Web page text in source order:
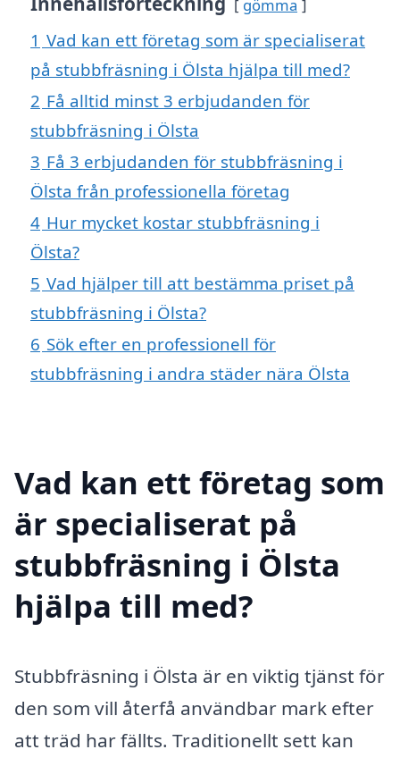
gömma
1 Vad kan ett företag som är specialiserat
på stubbfräsning i Ölsta hjälpa till med?
2 Få alltid minst 3 erbjudanden för
stubbfräsning i Ölsta
3 Få 3 erbjudanden för stubbfräsning i
Ölsta från professionella företag
4 Hur mycket kostar stubbfräsning i
Ölsta?
5 Vad hjälper till att bestämma priset på
stubbfräsning i Ölsta?
6 Sök efter en professionell för
stubbfräsning i andra städer nära Ölsta
Vad kan ett företag som
är specialiserat på
stubbfräsning i Ölsta
hjälpa till med?
Stubbfräsning i Ölsta är en viktig tjänst för
den som vill återfå användbar mark efter
att träd har fällts. Traditionellt sett kan